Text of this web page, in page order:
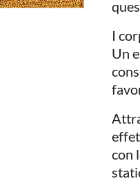
I
Un
con